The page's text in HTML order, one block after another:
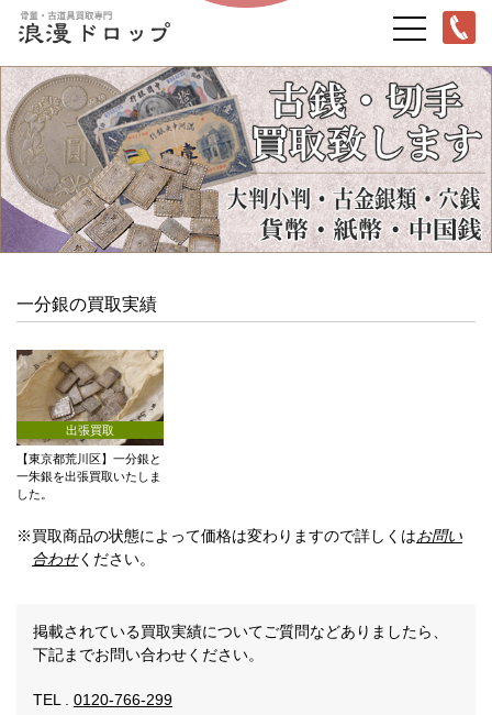
一分銀の買取実績
出張買取
【東京都荒川区】一分銀と
一朱銀を出張買取いたしま
した。
※買取商品の状態によって価格は変わりますので詳しくはお問い
合わせください。
掲載されている買取実績についてご質問などありましたら、
下記までお問い合わせください。
TEL . 0120-766-299